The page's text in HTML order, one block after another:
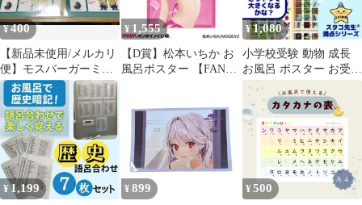
¥400
【新品未使用/メルカリ
便】モスバーガーミニ
オンアルファベットお
風呂ポスターセット
¥ 1,555
【D賞】松本いちか お
風呂ポスター 【FANZA
¥1,080
小学校受験 動物 成長
お風呂 ポスター お受験
理科的常識 自然科学 知
育
¥1,199 ¥ 899 ¥500